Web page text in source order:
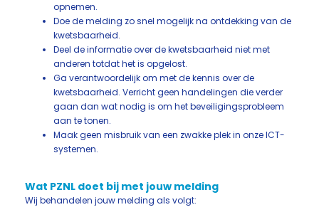
opnemen.
Doe de melding zo snel mogelijk na ontdekking van de
kwetsbaarheid.
Deel de informatie over de kwetsbaarheid niet met
anderen totdat het is opgelost.
Ga verantwoordelijk om met de kennis over de
kwetsbaarheid. Verricht geen handelingen die verder
gaan dan wat nodig is om het beveiligingsprobleem
aan te tonen.
Maak geen misbruik van een zwakke plek in onze ICT-
systemen.
Wat PZNL doet bij met jouw melding
Wij behandelen jouw melding als volgt: